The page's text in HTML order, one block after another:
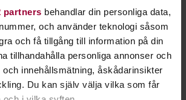
partners behandlar din personliga data,
och använder teknologi såsom
och få tillgång till information på din
tillhandahålla personliga annonser och
och innehållsmätning, åskådarinsikter
Du kan själv välja vilka som får
av teori och praktik. Den teoretiska delen
via en app på din mobil eller en
provet består av 70 frågor från
Du måste ha minst 60 rätta svar för
praktiska provet består av tre delprov: